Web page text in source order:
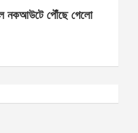
নকআউটে পৌঁছে গেলো